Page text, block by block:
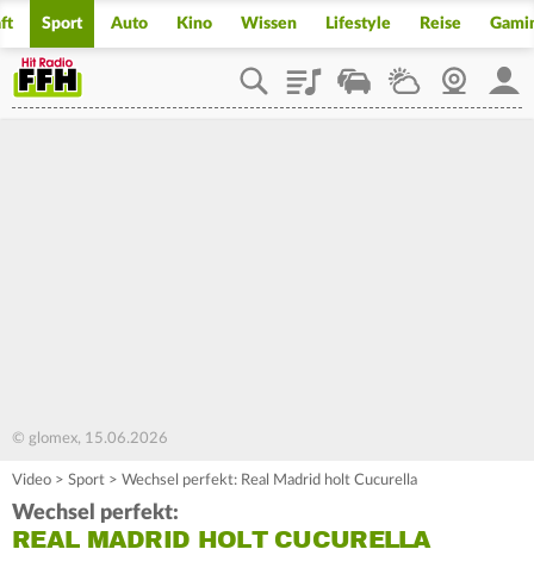
Sport Auto Kino Wissen Lifestyle Reise
PlaylistStaupilotWetterWebcam
© glomex, 15.06.2026
Video > Sport > Wechsel perfekt: Real Madrid holt Cucurella
Wechsel perfekt:
REAL MADRID HOLT CUCURELLA